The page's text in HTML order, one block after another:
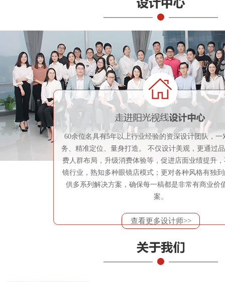
60余位名具有5年以上行业经验的资深设计团队，一
务、精准定位、量身打造。 不仅设计美观，更通过
费人群布局，升级消费体验等，促进店面业绩提升
镜行业，熟知多种眼镜店模式；更对各种风格有独
供多系列解决方案，确保每一稿都是非常有商业价
案。
查看更多设计师>>